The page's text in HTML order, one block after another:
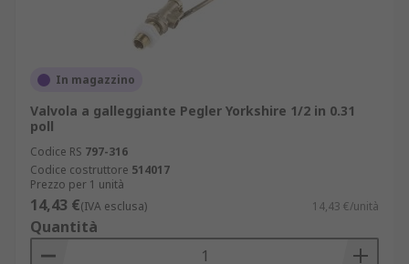
In magazzino
Valvola a galleggiante Pegler Yorkshire 1/2 in 0.31
poll
Codice RS 797-316
Codice costruttore 514017
Prezzo per 1 unità
14,43 €(IVA esclusa) 14,43 €/unità
Quantità